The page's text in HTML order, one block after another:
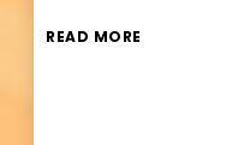
READ MORE